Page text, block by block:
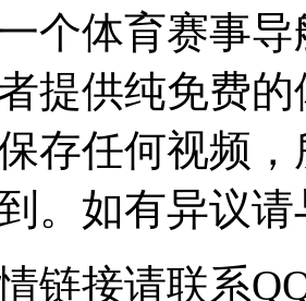
个体育赛事
提供纯免费
存任何视频
。如有异议
链接请联系